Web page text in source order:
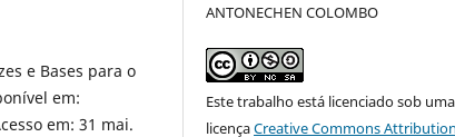
e Bases para o
em:
em: 31 mai.
ANTONECHEN COLOMBO
Este trabalho está licenciado sob uma
licençaCreative Commons